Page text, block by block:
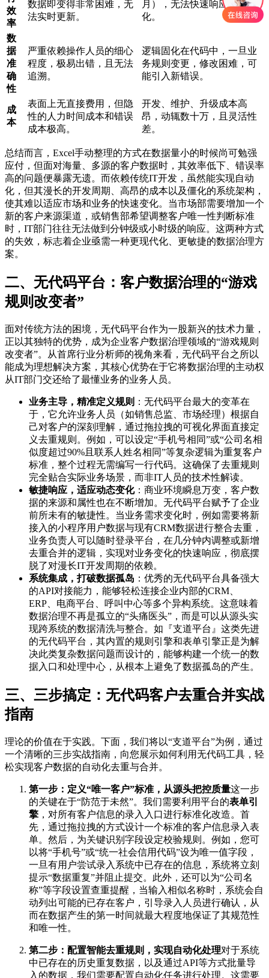
效
率
数据即变得非常困难，无
法实时更新。
月），无法快速响应业务变
化。
数
据
准
确
性
严重依赖操作人员的细心
程度，极易出错，且无法
追溯。
逻辑固化在代码中，一旦业
务规则变更，修改困难，可
能引入新错误。
成
本
表面上无直接费用，但隐
性的人力时间成本和错误
成本极高。
开发、维护、升级成本高
昂，动辄数十万，且灵活性
差。
总结而言，Excel手动整理的方式在数据量小的时候尚可勉强
应付，但面对海量、多源的客户数据时，其效率低下、错误率
高的问题便暴露无遗。而依赖传统IT开发，虽然能实现自动
化，但其漫长的开发周期、高昂的成本以及僵化的系统架构，
使其难以适应市场和业务的快速变化。当市场部需要增加一个
新的客户来源渠道，或销售部希望调整客户唯一性判断标准
时，IT部门往往无法做到分钟级或小时级的响应。这两种方式
的失效，标志着企业亟需一种更现代化、更敏捷的数据治理方
案。
二、无代码平台：客户数据治理的“游戏
规则改变者”
面对传统方法的困境，无代码平台作为一股新兴的技术力量，
正以其独特的优势，成为企业客户数据治理领域的“游戏规则
改变者”。从首席行业分析师的视角来看，无代码平台之所以
能成为理想解决方案，其核心优势在于它将数据治理的主动权
从IT部门交还给了最懂业务的业务人员。
业务主导，精准定义规则 ：无代码平台最大的变革在
于，它允许业务人员（如销售总监、市场经理）根据自
己对客户的深刻理解，通过拖拉拽的可视化界面直接定
义去重规则。例如，可以设定“手机号相同”或“公司名相
似度超过90%且联系人姓名相同”等复杂逻辑为重复客户
标准，整个过程无需编写一行代码。这确保了去重规则
完全贴合实际业务场景，而非IT人员的技术性解读。
敏捷响应，适应动态变化：商业环境瞬息万变，客户数
据的来源和属性也在不断增加。无代码平台赋予了企业
前所未有的敏捷性。当业务需求变化时，例如需要将新
接入的小程序用户数据与现有CRM数据进行整合去重，
业务负责人可以随时登录平台，在几分钟内调整或新增
去重合并的逻辑，实现对业务变化的快速响应，彻底摆
脱了对漫长IT开发周期的依赖。
系统集成，打破数据孤岛 ：优秀的无代码平台具备强大
的API对接能力，能够轻松连接企业内部的CRM、
ERP、电商平台、呼叫中心等多个异构系统。这意味着
数据治理不再是孤立的“头痛医头”，而是可以从源头实
现跨系统的数据清洗与整合。如『支道平台』这类先进
的无代码平台，其内置的规则引擎和表单引擎正是为解
决此类复杂数据问题而设计的，能够构建一个统一的数
据入口和处理中心，从根本上避免了数据孤岛的产生。
三、三步搞定：无代码客户去重合并实战
指南
理论的价值在于实践。下面，我们将以“支道平台”为例，通过
一个清晰的三步实战指南，向您展示如何利用无代码工具，轻
松实现客户数据的自动化去重与合并。
第一步：定义“唯一客户”标准，从源头把控质量这一步
的关键在于“防范于未然”。我们需要利用平台的表单引
擎 ，对所有客户信息的录入入口进行标准化改造。首
先，通过拖拉拽的方式设计一个标准的客户信息录入表
单。然后，为关键识别字段设定校验规则。例如，您可
以将“手机号”或“统一社会信用代码”设为唯一值字段，
一旦有用户尝试录入系统中已存在的信息，系统将立刻
提示“数据重复”并阻止提交。此外，还可以为“公司名
称”等字段设置查重提醒，当输入相似名称时，系统会自
动列出可能的已存在客户，引导录入人员进行确认，从
而在数据产生的第一时间就最大程度地保证了其规范性
和唯一性。
第二步：配置智能去重规则，实现自动化处理对于系统
中已存在的历史重复数据，以及通过API等方式批量导
入的数据，我们需要配置自动化任务进行处理。这需要